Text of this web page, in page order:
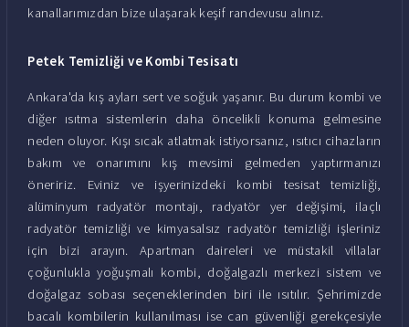
kanallarımızdan bize ulaşarak keşif randevusu alınız.
Petek Temizliği ve Kombi Tesisatı
Ankara'da kış ayları sert ve soğuk yaşanır. Bu durum kombi ve
diğer ısıtma sistemlerin daha öncelikli konuma gelmesine
neden oluyor. Kışı sıcak atlatmak istiyorsanız, ısıtıcı cihazların
bakım ve onarımını kış mevsimi gelmeden yaptırmanızı
öneririz. Eviniz ve işyerinizdeki kombi tesisat temizliği,
alüminyum radyatör montajı, radyatör yer değişimi, ilaçlı
radyatör temizliği ve kimyasalsız radyatör temizliği işleriniz
için bizi arayın. Apartman daireleri ve müstakil villalar
çoğunlukla yoğuşmalı kombi, doğalgazlı merkezi sistem ve
doğalgaz sobası seçeneklerinden biri ile ısıtılır. Şehrimizde
bacalı kombilerin kullanılması ise can güvenliği gerekçesiyle